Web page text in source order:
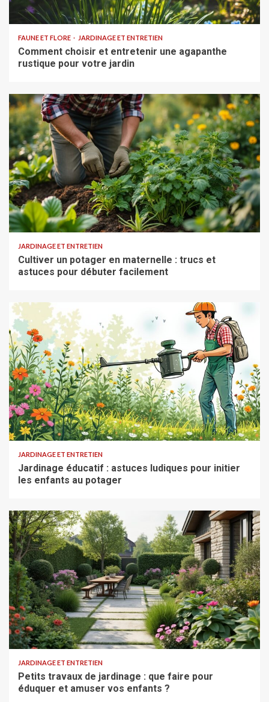
FAUNE ET FLORE JARDINAGE ET ENTRETIEN
Comment choisir et entretenir une agapanthe
rustique pour votre jardin
JARDINAGE ET ENTRETIEN
Cultiver un potager en maternelle : trucs et
astuces pour débuter facilement
JARDINAGE ET ENTRETIEN
Jardinage éducatif : astuces ludiques pour initier
les enfants au potager
JARDINAGE ET ENTRETIEN
Petits travaux de jardinage : que faire pour
éduquer et amuser vos enfants ?